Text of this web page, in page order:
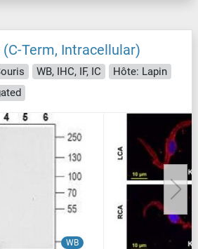
Term, Intracellular)
WB, IHC, IF, IC
Hôte: Lapin
WB